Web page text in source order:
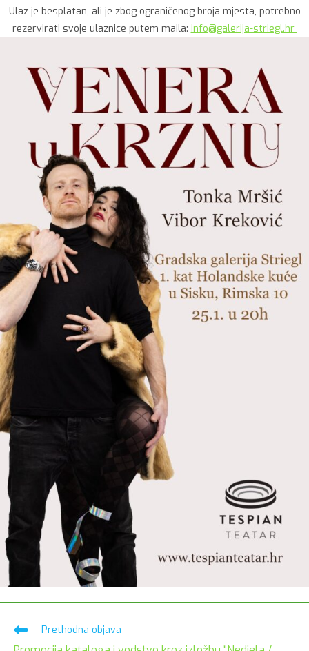
Ulaz je besplatan, ali je zbog ograničenog broja mjesta, potrebno
rezervirati svoje ulaznice putem maila: info@galerija-striegl.hr
PročitajPrethodna objava